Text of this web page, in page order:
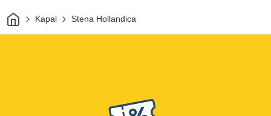
RumahKapal Stena Hollandica